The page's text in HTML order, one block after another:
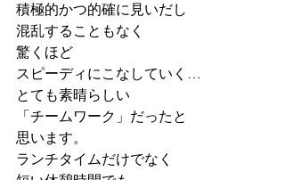
積極的かつ的確に見いだし
混乱することもなく
驚くほど
スピーディにこなしていく…
とても素晴らしい
「チームワーク」だったと
思います。
ランチタイムだけでなく